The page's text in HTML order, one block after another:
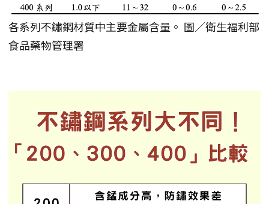
各系列不鏽鋼材質中主要金屬含量。 圖／衛生福利部
食品藥物管理署